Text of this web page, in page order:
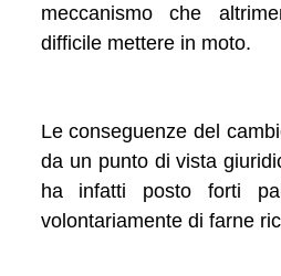
meccanismo che
difficile mettere in moto.
Le conseguenze del
da un punto di vista
ha infatti posto forti
volontariamente di farne